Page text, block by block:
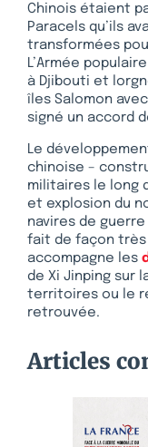
Chinois étaient
Paracels qu’ils
transformées
L’Armée
à Djibouti et
îles Salomon
signé un accord
Le
chinoise –
militaires le long
et explosion du
navires de guerre
fait de façon très
accompagne les
de Xi Jinping sur
territoires ou le
retrouvée.
Articles